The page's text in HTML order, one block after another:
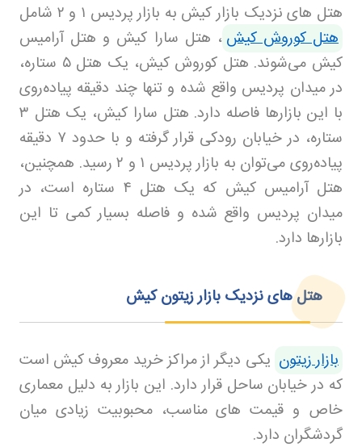
هتل های نزدیک بازار کیش به بازار پردیس ۱ و۲ شامل
هتل کوروش کیش ، هتل سارا کیش و هتل آرامیس
کیش می‌شوند. هتل کوروش کیش، یک هتل۵ ستاره،
در میدان پردیس واقع شده و تنها چند دقیقه پیاده‌روی
با این بازارها فاصله دارد. هتل سارا کیش، یک هتل ۳
ستاره، در خیابان رودکی قرار گرفته و با حدود ۷ دقیقه
پیاده‌روی می‌توان به بازار پردیس ۱ و ۲رسید. همچنین،
هتل آرامیس کیش که یک هتل ۴ ستاره است، در
میدان پردیس واقع شده و فاصله بسیار کمی تا این
بازارها دارد.
هتل‌ های نزدیک بازار زیتون کیش
بازار زیتون یکی دیگر از مراکز خرید معروف کیش است
که در خیابان ساحل قرار دارد. این بازار به دلیل معماری
خاص و قیمت های مناسب، محبوبیت زیادی میان
گردشگران دارد.